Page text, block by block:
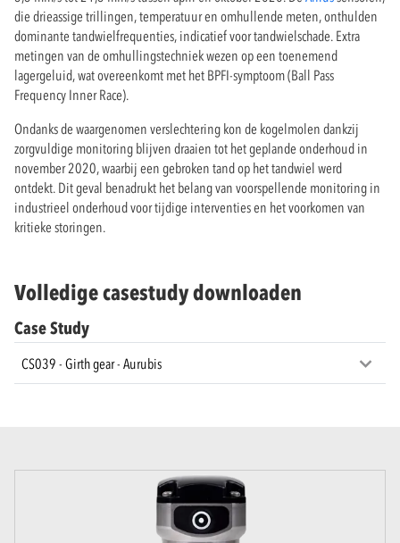
die drieassige trillingen, temperatuur en omhullende meten, onthulden
dominante tandwielfrequenties, indicatief voor tandwielschade. Extra
metingen van de omhullingstechniek wezen op een toenemend
lagergeluid, wat overeenkomt met het BPFI-symptoom (Ball Pass
Frequency Inner Race).
Ondanks de waargenomen verslechtering kon de kogelmolen dankzij
zorgvuldige monitoring blijven draaien tot het geplande onderhoud in
november 2020, waarbij een gebroken tand op het tandwiel werd
ontdekt. Dit geval benadrukt het belang van voorspellende monitoring in
industrieel onderhoud voor tijdige interventies en het voorkomen van
kritieke storingen.
Volledige casestudy downloaden
Case Study
CS039 - Girth gear - Aurubis